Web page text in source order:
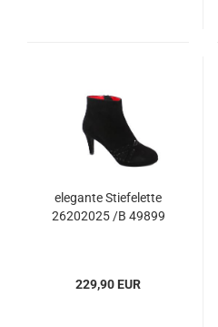
elegante Stiefelette
26202025 /B 49899
229,90 EUR